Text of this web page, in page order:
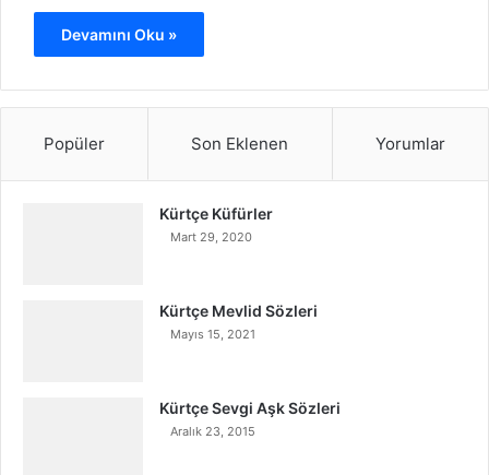
Devamını Oku »
Popüler Son Eklenen Yorumlar
Kürtçe Küfürler
Mart 29, 2020
Kürtçe Mevlid Sözleri
Mayıs 15, 2021
Kürtçe Sevgi Aşk Sözleri
Aralık 23, 2015